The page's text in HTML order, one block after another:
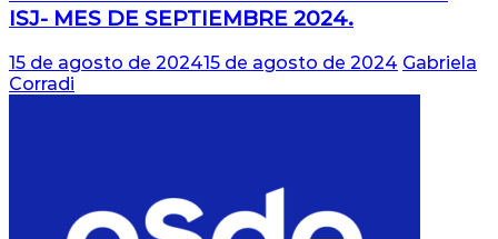
ISJ- MES DE SEPTIEMBRE 2024.
15 de agosto de 202415 de agosto de 2024 Gabriela
Corradi